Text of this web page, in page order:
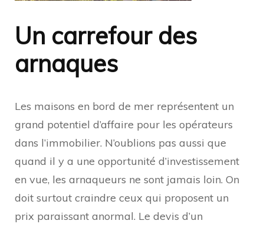
Un carrefour des
arnaques
Les maisons en bord de mer représentent un
grand potentiel d’affaire pour les opérateurs
dans l’immobilier. N’oublions pas aussi que
quand il y a une opportunité d’investissement
en vue, les arnaqueurs ne sont jamais loin. On
doit surtout craindre ceux qui proposent un
prix paraissant anormal. Le devis d’un